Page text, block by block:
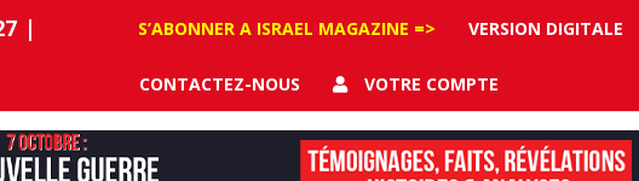
|
S’ABONNER A ISRAEL MAGAZINE => VERSION DIGITALE
CONTACTEZ-NOUS VOTRE COMPTE